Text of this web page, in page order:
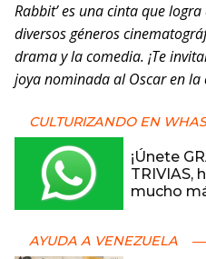
Rabbit’ es una cinta que
diversos géneros
drama y la comedia. ¡Te
joya nominada al Oscar en
CULTURIZANDO EN
¡Únete
TRIVIAS,
mucho
AYUDA A VENEZUELA